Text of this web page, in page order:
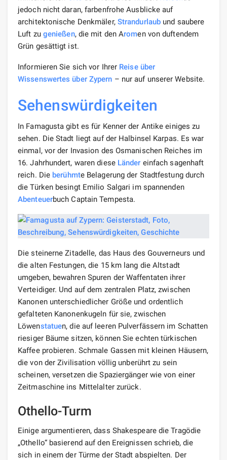
jedoch nicht daran, farbenfrohe Ausblicke auf
architektonische Denkmäler, Strandurlaub und saubere
Luft zu genießen, die mit den Aromen von duftendem
Grün gesättigt ist.
Informieren Sie sich vor Ihrer Reise über
Wissenswertes über Zypern – nur auf unserer Website.
Sehenswürdigkeiten
In Famagusta gibt es für Kenner der Antike einiges zu
sehen. Die Stadt liegt auf der Halbinsel Karpas. Es war
einmal, vor der Invasion des Osmanischen Reiches im
16. Jahrhundert, waren diese Länder einfach sagenhaft
reich. Die berühmte Belagerung der Stadtfestung durch
die Türken besingt Emilio Salgari im spannenden
Abenteuerbuch Captain Tempesta.
Die steinerne Zitadelle, das Haus des Gouverneurs und
die alten Festungen, die 15 km lang die Altstadt
umgeben, bewahren Spuren der Waffentaten ihrer
Verteidiger. Und auf dem zentralen Platz, zwischen
Kanonen unterschiedlicher Größe und ordentlich
gefalteten Kanonenkugeln für sie, zwischen
Löwenstatuen, die auf leeren Pulverfässern im Schatten
riesiger Bäume sitzen, können Sie echten türkischen
Kaffee probieren. Schmale Gassen mit kleinen Häusern,
die von der Zivilisation völlig unberührt zu sein
scheinen, versetzen die Spaziergänger wie von einer
Zeitmaschine ins Mittelalter zurück.
Othello-Turm
Einige argumentieren, dass Shakespeare die Tragödie
„Othello“ basierend auf den Ereignissen schrieb, die
sich in einem der Türme der Stadt abspielten. Der